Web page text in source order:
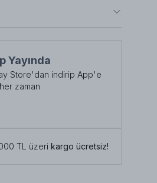
Yayında
Store'dan indirip App'e
zaman
TL üzeri kargo ücretsiz!